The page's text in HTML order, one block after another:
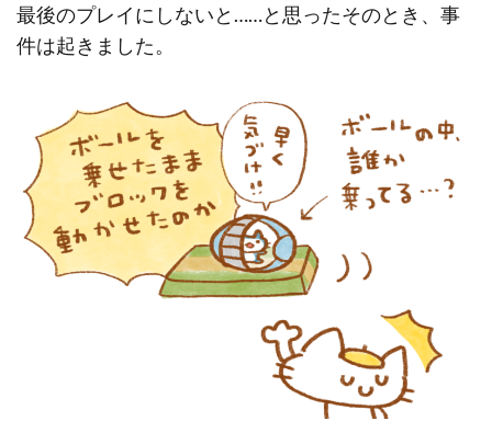
最後のプレイにしないと……と思ったそのとき、事
件は起きました。